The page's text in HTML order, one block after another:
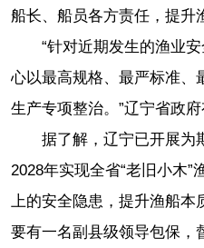
船长、船员各方责任，提升
“针对近期发生的渔业
心以最高规格、最严标准、
生产专项整治。”辽宁省政府
据了解，辽宁已开展为
2028年实现全省“老旧小木
上的安全隐患，提升渔船
要有一名副县级领导包保，